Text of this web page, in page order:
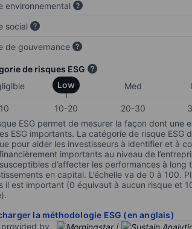
environnemental
social
de gouvernance
de risques ESG
Low Med
10-20 20-30
ESG permet de mesurer la façon dont une
ESG importants. La catégorie de risque ESG
pour aider les investisseurs à identifier et à
importants au niveau de
d’affecter les performances à long
en capital. L’échelle va de 0 à 100.
il est important (0 équivaut à aucun risque et
la méthodologie ESG (en anglais)
provided by
/